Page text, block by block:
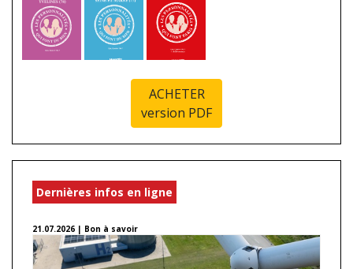
ACHETER
version PDF
Dernières infos en ligne
21.07.2026 | Bon à savoir